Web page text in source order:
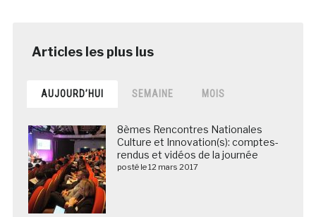
AUJOURD’HUI SEMAINE MOIS
8èmes Rencontres Nationales
Culture et Innovation(s): comptes-
rendus et vidéos de la journée
posté le 12 mars 2017